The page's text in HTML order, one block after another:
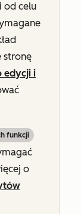
od celu
stronę
edycji i
funkcji
o